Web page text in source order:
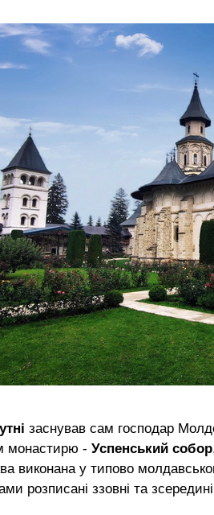
заснував сам господар
монастирю - Успенський собор
виконана у типово
розписані ззовні та